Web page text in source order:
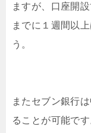
ますが、口座開
までに１週間以
う。
またセブン銀行
ることが可能です